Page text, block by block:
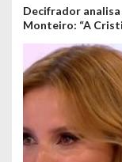
Decifrador
Monteiro: “A